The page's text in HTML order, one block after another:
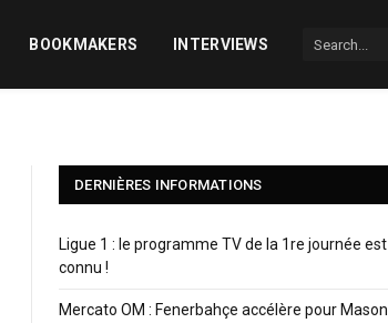
BOOKMAKERS INTERVIEWS
DERNIÈRES INFORMATIONS
Ligue 1 : le programme TV de la 1re journée est
connu !
Mercato OM : Fenerbahçe accélère pour Mason